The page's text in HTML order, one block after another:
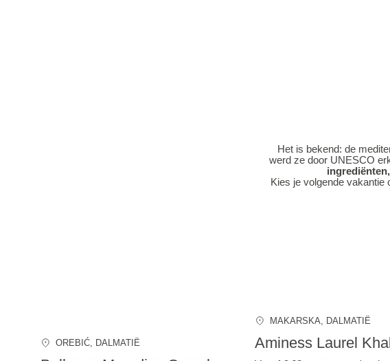
Het is bekend: de
werd ze door UNESCO
Kies je volgende vakantie
OREBIĆ , DALMATIË
MAKARSKA , DALMATIË
Aminess Laurel